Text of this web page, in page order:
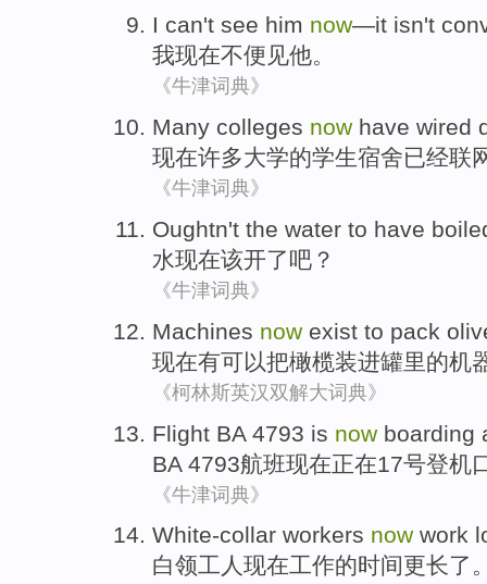
I can't see him now—it isn't
我现在不便 见他。
《牛津词典》
Many colleges now have wired
现在许多大学的学生宿舍已经联
《牛津词典》
Oughtn't the water to have
水现在该开了吧？
《牛津词典》
Machines now exist to pack
现在有可以把橄榄装进罐里的机
《柯林斯英汉双解大词典》
Flight BA 4793 is now boarding
BA 4793航班现在正在17号登机
《牛津词典》
White-collar workers now work
白领工人 现在工作的时间更长了